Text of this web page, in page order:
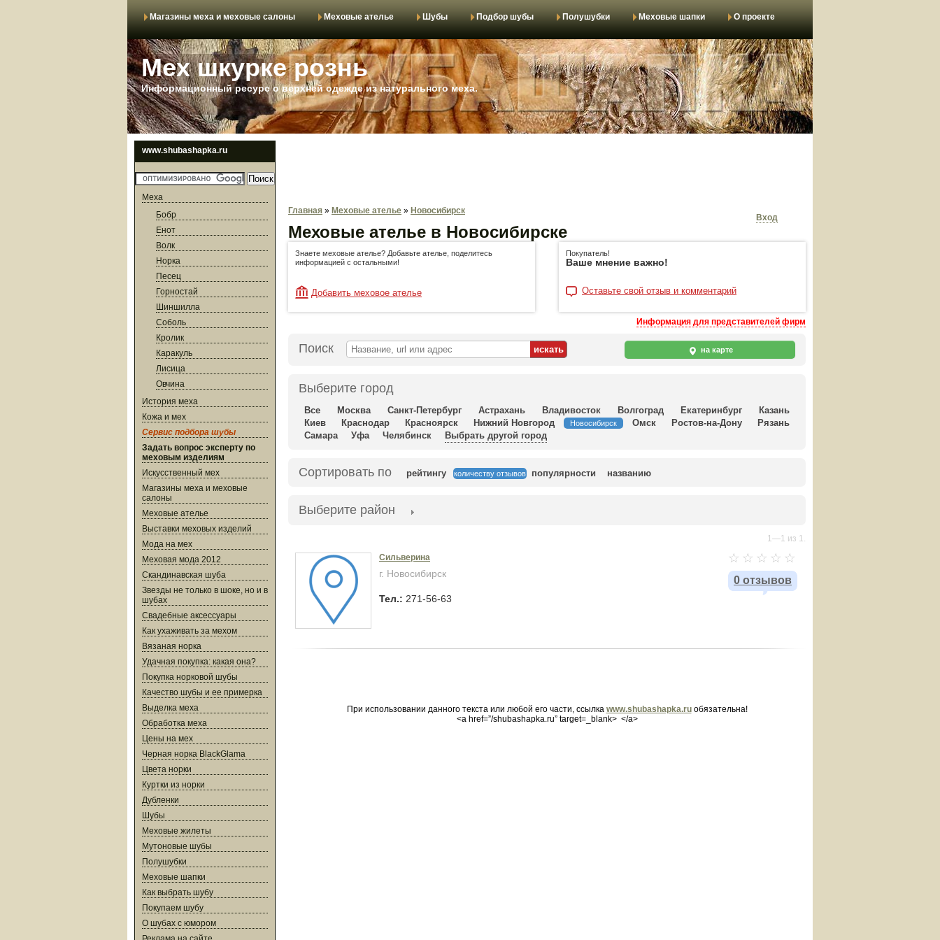
Магазины меха и меховые салоны Меховые ателье Шубы Подбор шубы Полушубки Меховые шапки О проекте
Мех шкурке рознь
Информационный ресурс о верхней одежде из натурального меха.
www.shubashapka.ru
Меха
Бобр
Енот
Волк
Норка
Песец
Горностай
Шиншилла
Соболь
Кролик
Каракуль
Лисица
Овчина
История меха
Кожа и мех
Сервис подбора шубы
Задать вопрос эксперту по
меховым изделиям
Искусственный мех
Магазины меха и меховые
салоны
Меховые ателье
Выставки меховых изделий
Мода на мех
Меховая мода 2012
Скандинавская шуба
Звезды не только в шоке, но и в
шубах
Свадебные аксессуары
Как ухаживать за мехом
Вязаная норка
Удачная покупка: какая она?
Покупка норковой шубы
Качество шубы и ее примерка
Выделка меха
Обработка меха
Цены на мех
Черная норка BlackGlama
Цвета норки
Куртки из норки
Дубленки
Шубы
Меховые жилеты
Мутоновые шубы
Полушубки
Меховые шапки
Как выбрать шубу
Покупаем шубу
О шубах с юмором
Главная » Меховые ателье » Новосибирск
Вход
Меховые ателье в Новосибирске
Знаете меховые ателье? Добавьте ателье, поделитесь
информацией с остальными!
Добавить меховое ателье
Покупатель!
Ваше мнение важно!
Оставьте свой отзыв и комментарий
Информация для представителей фирм
Поиск на карте
Выберите город
Все Москва Санкт-Петербург Астрахань Владивосток Волгоград Екатеринбург
Казань
Киев
Краснодар Красноярск Нижний Новгород Новосибирск Омск Ростов-на-Дону
Рязань
Самара
Уфа Челябинск Выбрать другой город
Сортировать по рейтингу количеству отзывов популярности названию
Выберите район
1—1 из 1.
0 отзывов
Сильверина
г. Новосибирск
Тел.: 271-56-63
При использовании данного текста или любой его части, ссылка www.shubashapka.ruобязательна!
<a href=”/shubashapka.ru” target=_blank> </a>